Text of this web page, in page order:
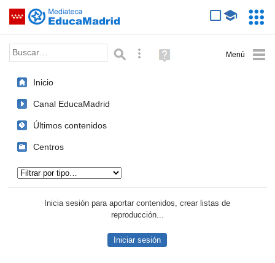
Saltar navegación
Palabra o frase: Búsqueda avanzada
Ayuda
(en
Inicio
Canal EducaMadrid
Últimos contenidos
Centros
Inicia sesión para aportar contenidos, crear listas de
reproducción...
Iniciar sesión